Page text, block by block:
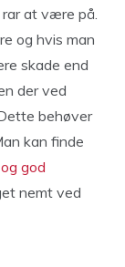
at være på.
og hvis man
skade end
der ved
behøver
kan finde
god
nemt ved